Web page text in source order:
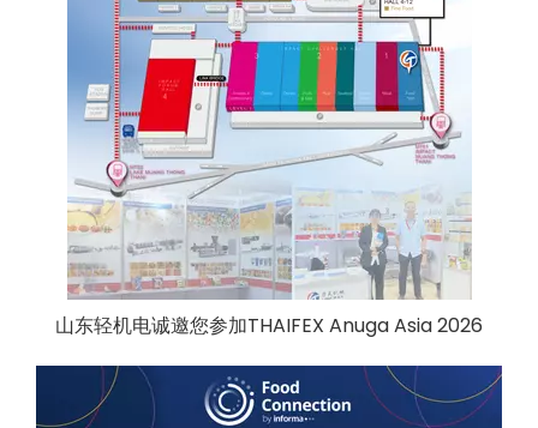
山东轻机电诚邀您参加THAIFEX Anuga Asia 2026